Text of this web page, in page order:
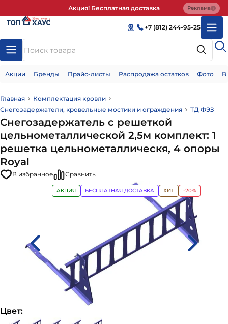
Акция! Бесплатная доставка Реклама
+7 (812) 244-95-25
Акции Бренды Прайс-листы Распродажа остатков Фото
Главная
Комплектация кровли
Снегозадержатели, кровельные мостики и ограждения
ТД ФЭЗ
Снегозадержатель с решеткой
цельнометаллической 2,5м комплект: 1
решетка цельнометаллическя, 4 опоры
Royal
В избранное Сравнить
АКЦИЯ БЕСПЛАТНАЯ ДОСТАВКА ХИТ -20%
Цвет: